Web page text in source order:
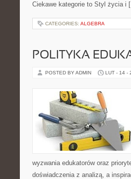
Ciekawe kategorie to Styl życia i
CATEGORIES: ALGEBRA
POLITYKA
POSTED BY ADMIN LUT - 14 -
wyzwania edukatorów oraz
doświadczenia z analizą, a